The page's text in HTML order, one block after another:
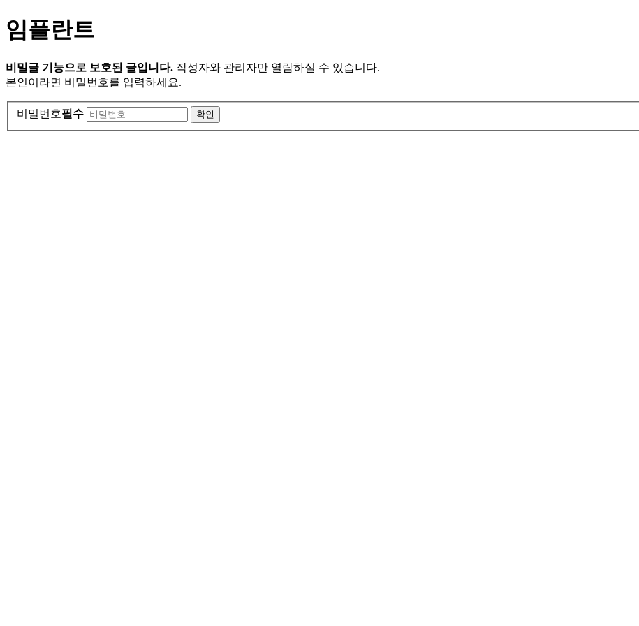
임플란트
비밀글 기능으로 보호된 글입니다. 작성자와 관리자만 열람하실 수 있습니다.
본인이라면 비밀번호를 입력하세요.
비밀번호필수